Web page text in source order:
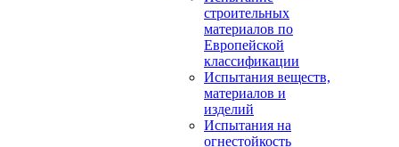
строительных
материалов по
Европейской
классификации
Испытания веществ,
материалов и
изделий
Испытания на
огнестойкость